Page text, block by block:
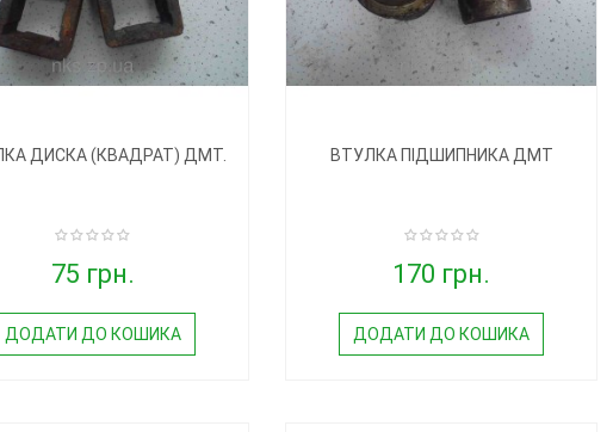
ДИСКА (КВАДРАТ) ДМТ.
75 грн.
ДОДАТИ ДО КОШИКА
ВТУЛКА ПІДШИПНИКА ДМТ
170 грн.
ДОДАТИ ДО КОШИКА